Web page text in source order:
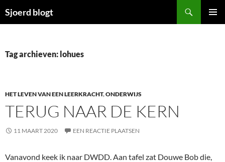
naar
Sjoerd blogt
Tag archieven: lohues
HET LEVEN VAN EEN LEERKRACHT,ONDERWIJS
TERUG NAAR DE KERN
11 MAART 2020 EEN REACTIE PLAATSEN
Vanavond keek ik naar DWDD. Aan tafel zat Douwe Bob die,